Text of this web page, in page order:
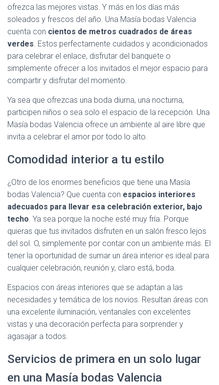
ofrezca las mejores vistas. Y más en los días más
soleados y frescos del año. Una Masía bodas Valencia
cuenta con cientos de metros cuadrados de áreas
verdes. Estos perfectamente cuidados y acondicionados
para celebrar el enlace, disfrutar del banquete o
simplemente ofrecer a los invitados el mejor espacio para
compartir y disfrutar del momento.
Ya sea que ofrezcas una boda diurna, una nocturna,
participen niños o sea solo el espacio de la recepción. Una
Masía bodas Valencia ofrece un ambiente al aire libre que
invita a celebrar el amor por todo lo alto.
Comodidad interior a tu estilo
¿Otro de los enormes beneficios que tiene una Masía
bodas Valencia? Que cuenta con espacios interiores
adecuados para llevar esa celebración exterior, bajo
techo. Ya sea porque la noche esté muy fría. Porque
quieras que tus invitados disfruten en un salón fresco lejos
del sol. O, simplemente por contar con un ambiente más. El
tener la oportunidad de sumar un área interior es ideal para
cualquier celebración, reunión y, claro está, boda.
Espacios con áreas interiores que se adaptan a las
necesidades y temática de los novios. Resultan áreas con
una excelente iluminación, ventanales con excelentes
vistas y una decoración perfecta para sorprender y
agasajar a todos.
Servicios de primera en un solo lugar
en una Masía bodas Valencia